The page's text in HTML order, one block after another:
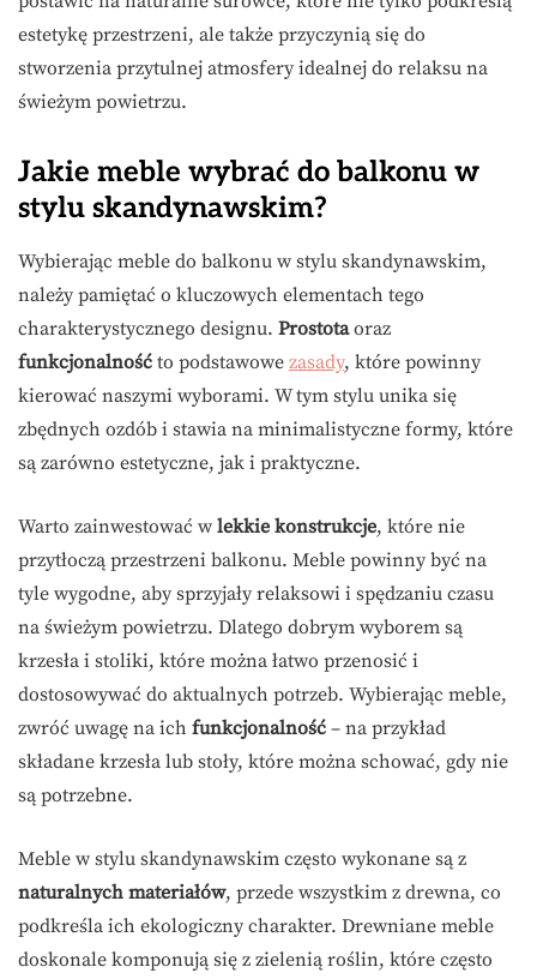
estetykę przestrzeni, ale także przyczynią się do
stworzenia przytulnej atmosfery idealnej do relaksu na
świeżym powietrzu.
Jakie meble wybrać do balkonu w
stylu skandynawskim?
Wybierając meble do balkonu w stylu skandynawskim,
należy pamiętać o kluczowych elementach tego
charakterystycznego designu. Prostotaoraz
funkcjonalność to podstawowe zasady, które powinny
kierować naszymi wyborami. W tym stylu unika się
zbędnych ozdób i stawia na minimalistyczne formy, które
są zarówno estetyczne, jak i praktyczne.
Warto zainwestować w lekkie konstrukcje, które nie
przytłoczą przestrzeni balkonu. Meble powinny być na
tyle wygodne, aby sprzyjały relaksowi i spędzaniu czasu
na świeżym powietrzu. Dlatego dobrym wyborem są
krzesła i stoliki, które można łatwo przenosić i
dostosowywać do aktualnych potrzeb. Wybierając meble,
zwróć uwagę na ich funkcjonalność – na przykład
składane krzesła lub stoły, które można schować, gdy nie
są potrzebne.
Meble w stylu skandynawskim często wykonane są z
naturalnych materiałów, przede wszystkim z drewna, co
podkreśla ich ekologiczny charakter. Drewniane meble
doskonale komponują się z zielenią roślin, które często